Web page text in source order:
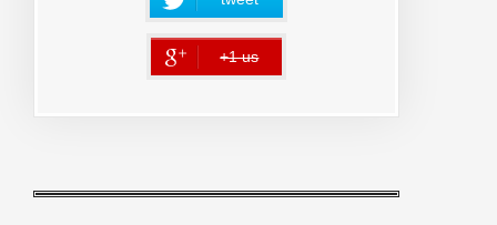
+1 us
error